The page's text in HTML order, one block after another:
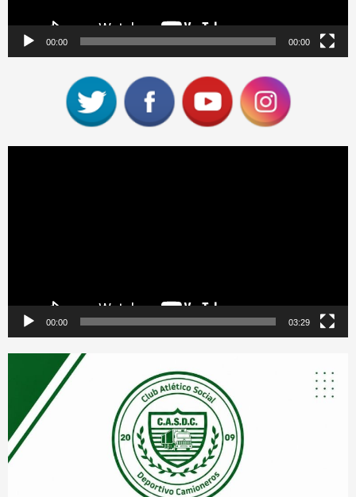
00:00 00:00
00:00 03:29